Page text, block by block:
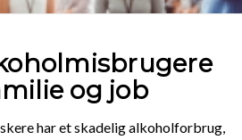
og job
har et skadelig alkoholforbrug,